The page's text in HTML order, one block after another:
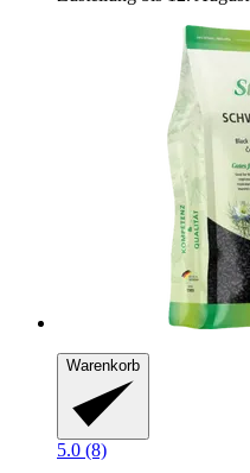
Warenkorb
5.0 (8)